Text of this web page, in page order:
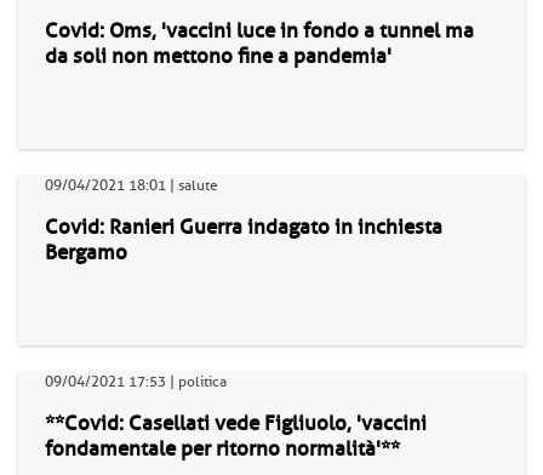
Covid: Oms, 'vaccini luce in fondo a tunnel ma
da soli non mettono fine a pandemia'
09/04/2021 18:01 | salute
Covid: Ranieri Guerra indagato in inchiesta
Bergamo
09/04/2021 17:53 | politica
**Covid: Casellati vede Figliuolo, 'vaccini
fondamentale per ritorno normalità'**